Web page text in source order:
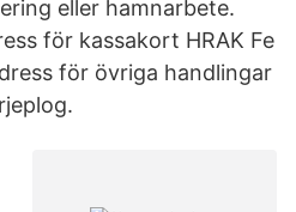
eller hamnarbete.
för kassakort HRAK Fe
för övriga handlingar